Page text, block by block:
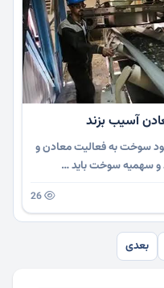
آسیب بزند
سوخت به فعالیت معادن و
و سهمیه سوخت باید …
بعدی